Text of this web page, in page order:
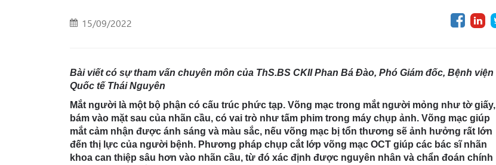
15/09/2022
Bài viết có sự tham vấn chuyên môn của ThS.BS CKII Phan Bá Đào, Phó Giám đốc, Bệnh viện
Quốc tế Thái Nguyên
Mắt người là một bộ phận có cấu trúc phức tạp. Võng mạc trong mắt người mỏng như tờ giấy,
bám vào mặt sau của nhãn cầu, có vai trò như tấm phim trong máy chụp ảnh. Võng mạc giúp
mắt cảm nhận được ánh sáng và màu sắc, nếu võng mạc bị tổn thương sẽ ảnh hưởng rất lớn
đến thị lực của người bệnh. Phương pháp chụp cắt lớp võng mạc OCT giúp các bác sĩ nhãn
khoa can thiệp sâu hơn vào nhãn cầu, từ đó xác định được nguyên nhân và chẩn đoán chính